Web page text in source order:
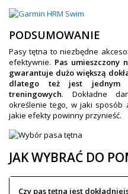
PODSUMOWANIE
Pasy tętna to niezbędne
efektywnie. Pas umieszczony
gwarantuje dużo większą
dlatego też jest jednym
treningowych. Dokładne
określenie tego, w jaki sposób
jakie efekty powinny przynieść.
JAK WYBRAĆ DO
Czy pas tętna jest